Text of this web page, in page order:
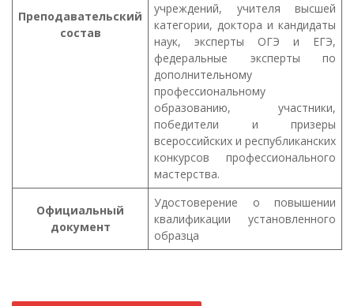
Преподавательский
состав
учреждений, учителя высшей
категории, доктора и кандидаты
наук, эксперты ОГЭ и ЕГЭ,
федеральные эксперты по
дополнительному
профессиональному
образованию, участники,
победители и призеры
всероссийских и республиканских
конкурсов профессионального
мастерства.
Официальный
документ
Удостоверение о повышении
квалификации установленного
образца